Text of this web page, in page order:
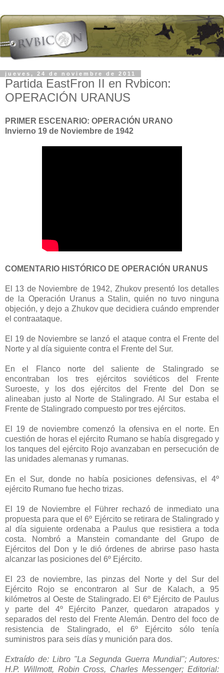
jueves, 24 de noviembre de 2011
Partida EastFron II en Rvbicon:
OPERACIÓN URANUS
PRIMER ESCENARIO: OPERACIÓN URANO
Invierno 19 de Noviembre de 1942
COMENTARIO HISTÓRICO DE OPERACIÓN URANUS
El 13 de Noviembre de 1942, Zhukov presentó los detalles
de la Operación Uranus a Stalin, quién no tuvo ninguna
objeción, y dejo a Zhukov que decidiera cuándo emprender
el contraataque.
El 19 de Noviembre se lanzó el ataque contra el Frente del
Norte y al día siguiente contra el Frente del Sur.
En el Flanco norte del saliente de Stalingrado se
encontraban los tres ejércitos soviéticos del Frente
Suroeste, y los dos ejércitos del Frente del Don se
alineaban justo al Norte de Stalingrado. Al Sur estaba el
Frente de Stalingrado compuesto por tres ejércitos.
El 19 de noviembre comenzó la ofensiva en el norte. En
cuestión de horas el ejército Rumano se había disgregado y
los tanques del ejército Rojo avanzaban en persecución de
las unidades alemanas y rumanas.
En el Sur, donde no había posiciones defensivas, el 4º
ejército Rumano fue hecho trizas.
El 19 de Noviembre el Führer rechazó de inmediato una
propuesta para que el 6º Ejército se retirara de Stalingrado y
al día siguiente ordenaba a Paulus que resistiera a toda
costa. Nombró a Manstein comandante del Grupo de
Ejércitos del Don y le dió órdenes de abrirse paso hasta
alcanzar las posiciones del 6º Ejército.
El 23 de noviembre, las pinzas del Norte y del Sur del
Ejército Rojo se encontraron al Sur de Kalach, a 95
kilómetros al Oeste de Stalingrado. El 6º Ejército de Paulus
y parte del 4º Ejército Panzer, quedaron atrapados y
separados del resto del Frente Alemán. Dentro del foco de
resistencia de Stalingrado, el 6º Ejército sólo tenía
suministros para seis días y munición para dos.
Extraído de: Libro "La Segunda Guerra Mundial"; Autores:
H.P. Willmott, Robin Cross, Charles Messenger; Editorial: